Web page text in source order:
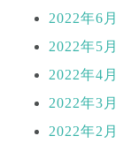
2022年6月
2022年5月
2022年4月
2022年3月
2022年2月